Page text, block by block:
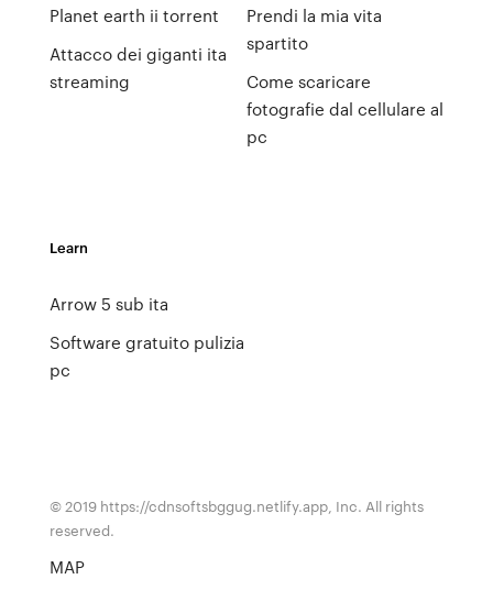
Planet earth ii torrent
Attacco dei giganti ita
streaming
Prendi la mia vita
spartito
Come scaricare
fotografie dal cellulare al
pc
Learn
Arrow 5 sub ita
Software gratuito pulizia
pc
© 2019 https://cdnsoftsbggug.netlify.app, Inc. All rights
reserved.
MAP